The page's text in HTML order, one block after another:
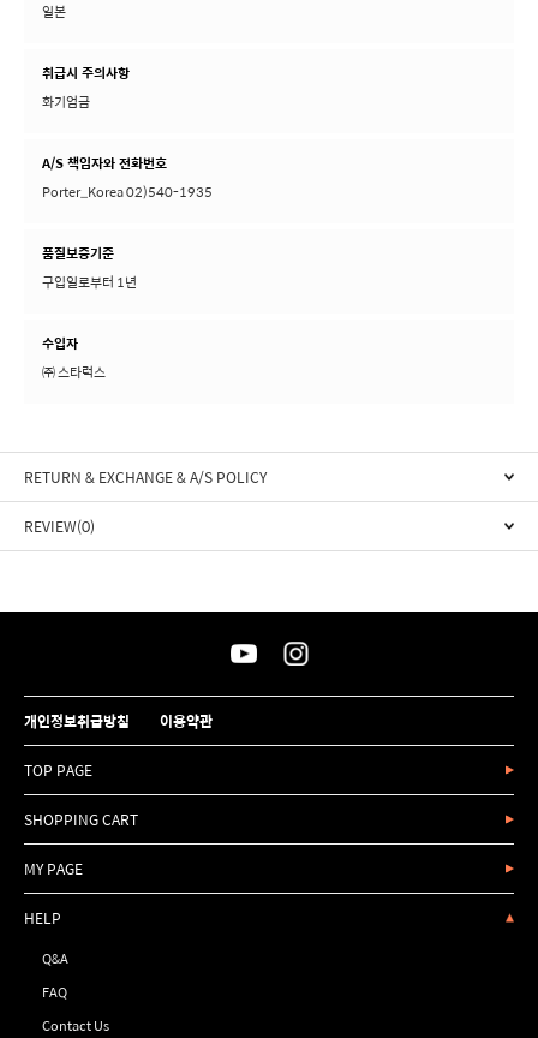
일본
취급시 주의사항
화기엄금
A/S 책임자와 전화번호
Porter_Korea 02)540-1935
품질보증기준
구입일로부터 1년
수입자
㈜ 스타럭스
RETURN & EXCHANGE & A/S POLICY
REVIEW(0)
개인정보취급방침 이용약관
TOP PAGE
SHOPPING CART
MY PAGE
HELP
Q&A
FAQ
Contact Us